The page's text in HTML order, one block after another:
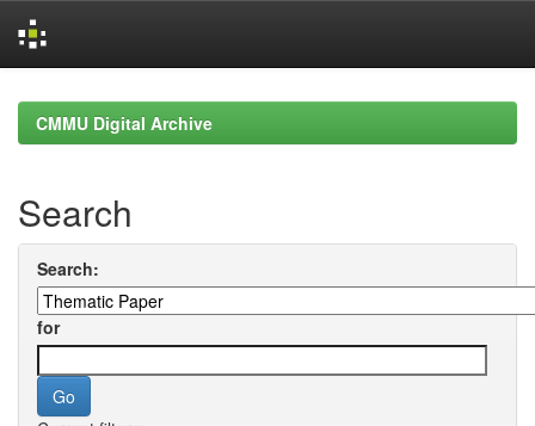
navigationCMMU Digital Archive
Search
Search:
for